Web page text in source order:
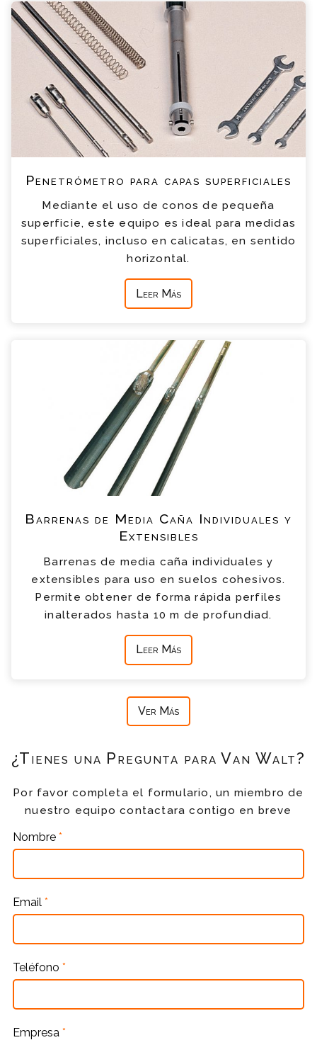
Penetrómetro para capas superficiales
Mediante el uso de conos de pequeña
superficie, este equipo es ideal para medidas
superficiales, incluso en calicatas, en sentido
horizontal.
Leer Más
Barrenas de Media Caña Individuales y
Extensibles
Barrenas de media caña individuales y
extensibles para uso en suelos cohesivos.
Permite obtener de forma rápida perfiles
inalterados hasta 10 m de profundiad.
Leer Más
Ver Más
¿Tienes una Pregunta para Van Walt?
Por favor completa el formulario, un miembro de
nuestro equipo contactara contigo en breve
Nombre *
Email *
Teléfono *
Empresa *